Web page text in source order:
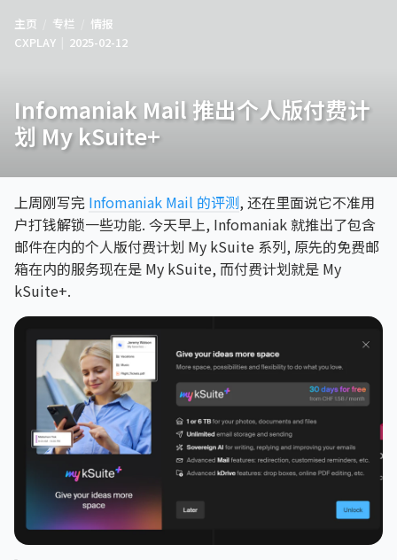
主页 专栏
情报
CXPLAY
2025-02-12
Infomaniak Mail 推出个人版付费计
划 My kSuite+
上周刚写完 Infomaniak Mail 的评测, 还在里面说它不准用
户打钱解锁一些功能. 今天早上, Infomaniak 就推出了包含
邮件在内的个人版付费计划 My kSuite 系列, 原先的免费邮
箱在内的服务现在是 My kSuite, 而付费计划就是 My
kSuite+.